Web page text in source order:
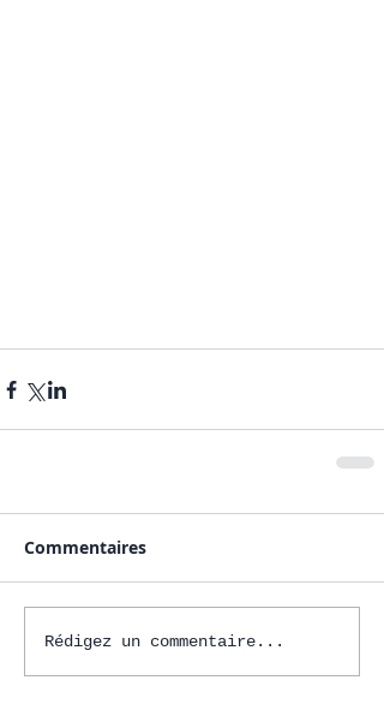
Commentaires
Rédigez un commentaire...